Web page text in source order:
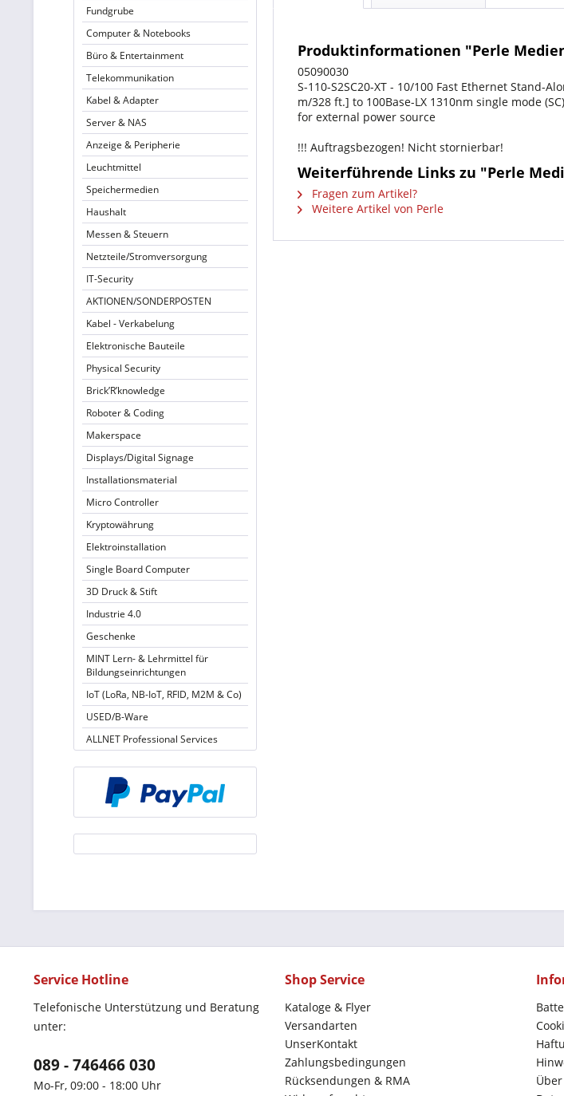
Fundgrube
Computer & Notebooks
Büro & Entertainment
Telekommunikation
Kabel & Adapter
Server & NAS
Anzeige & Peripherie
Leuchtmittel
Speichermedien
Haushalt
Messen & Steuern
Netzteile/Stromversorgung
IT-Security
AKTIONEN/SONDERPOSTEN
Kabel - Verkabelung
Elektronische Bauteile
Physical Security
Brick’R’knowledge
Roboter & Coding
Makerspace
Displays/Digital Signage
Installationsmaterial
Micro Controller
Kryptowährung
Elektroinstallation
Single Board Computer
3D Druck & Stift
Industrie 4.0
Geschenke
MINT Lern- & Lehrmittel für
Bildungseinrichtungen
IoT (LoRa, NB-IoT, RFID, M2M & Co)
USED/B-Ware
ALLNET Professional Services
Produktinformationen "Perle
05090030
S-110-S2SC20-XT - 10/100 Fast Ethernet Stand-
m/328 ft.] to 100Base-LX 1310nm single mode
for external power source
!!! Auftragsbezogen! Nicht stornierbar!
Weiterführende Links zu "Perle
Fragen zum Artikel?
Weitere Artikel von Perle
Service Hotline
Telefonische Unterstützung und Beratung
unter:
089 - 746466 030
Mo-Fr, 09:00 - 18:00 Uhr
Shop Service
Kataloge & Flyer
Versandarten
UnserKontakt
Zahlungsbedingungen
Rücksendungen & RMA